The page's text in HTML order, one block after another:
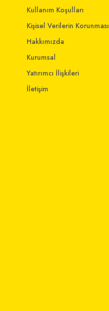
Kullanım Koşulları
Kişisel Verilerin Korunması
Hakkımızda
Kurumsal
Yatırımcı İlişkileri
İletişim